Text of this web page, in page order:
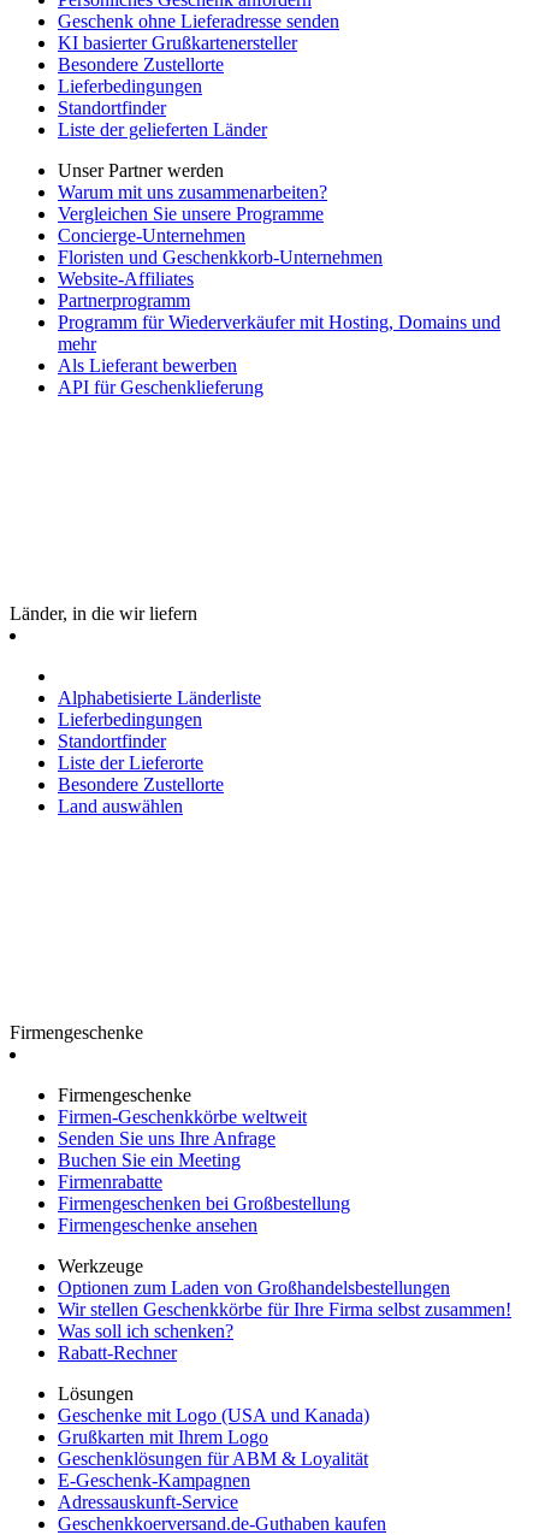
Geschenk ohne Lieferadresse senden
KI basierter Grußkartenersteller
Besondere Zustellorte
Lieferbedingungen
Standortfinder
Liste der gelieferten Länder
Unser Partner werden
Warum mit uns zusammenarbeiten?
Vergleichen Sie unsere Programme
Concierge-Unternehmen
Floristen und Geschenkkorb-Unternehmen
Website-Affiliates
Partnerprogramm
Programm für Wiederverkäufer mit Hosting, Domains und
mehr
Als Lieferant bewerben
API für Geschenklieferung
Länder, in die wir liefern
Alphabetisierte Länderliste
Lieferbedingungen
Standortfinder
Liste der Lieferorte
Besondere Zustellorte
Land auswählen
Firmengeschenke
Firmengeschenke
Firmen-Geschenkkörbe weltweit
Senden Sie uns Ihre Anfrage
Buchen Sie ein Meeting
Firmenrabatte
Firmengeschenken bei Großbestellung
Firmengeschenke ansehen
Werkzeuge
Optionen zum Laden von Großhandelsbestellungen
Wir stellen Geschenkkörbe für Ihre Firma selbst zusammen!
Was soll ich schenken?
Rabatt-Rechner
Lösungen
Geschenke mit Logo (USA und Kanada)
Grußkarten mit Ihrem Logo
Geschenklösungen für ABM & Loyalität
E-Geschenk-Kampagnen
Adressauskunft-Service
Geschenkkoerversand.de-Guthaben kaufen